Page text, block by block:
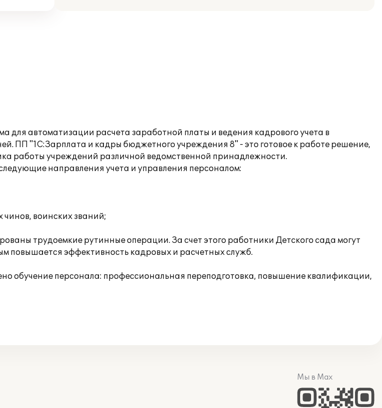
автоматизации расчета заработной платы и ведения кадрового учета в
ПП "1С:Зарплата и кадры бюджетного учреждения 8" - это готовое к работе решение,
работы учреждений различной ведомственной принадлежности.
направления учета и управления персоналом:
воинских званий;
трудоемкие рутинные операции. За счет этого работники Детского сада могут
повышается эффективность кадровых и расчетных служб.
обучение персонала: профессиональная переподготовка, повышение квалификации,
Мы в Max